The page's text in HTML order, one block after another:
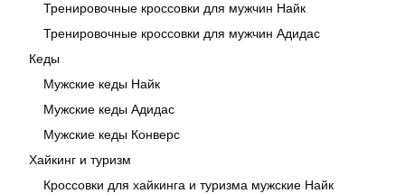
Тренировочные кроссовки для мужчин Найк
Тренировочные кроссовки для мужчин Адидас
Кеды
Мужские кеды Найк
Мужские кеды Адидас
Мужские кеды Конверс
Хайкинг и туризм
Кроссовки для хайкинга и туризма мужские Найк